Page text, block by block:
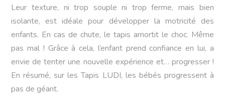
Leur texture, ni trop souple ni trop ferme, mais bien
isolante, est idéale pour développer la motricité des
enfants. En cas de chute, le tapis amortit le choc. Même
pas mal ! Grâce à cela, l’enfant prend confiance en lui, a
envie de tenter une nouvelle expérience et… progresser !
En résumé, sur les Tapis LUDI, les bébés progressent à
pas de géant.